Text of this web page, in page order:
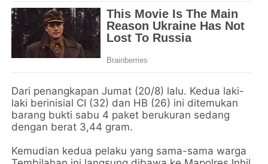
Dari penangkapan Jumat (20/8) lalu. Kedua laki-
laki berinisial CI (32) dan HB (26) ini ditemukan
barang bukti sabu 4 paket berukuran sedang
dengan berat 3,44 gram.
Kemudian kedua pelaku yang sama-sama warga